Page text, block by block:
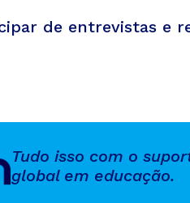
de entrevistas e
Tudo isso com o
global em educação.